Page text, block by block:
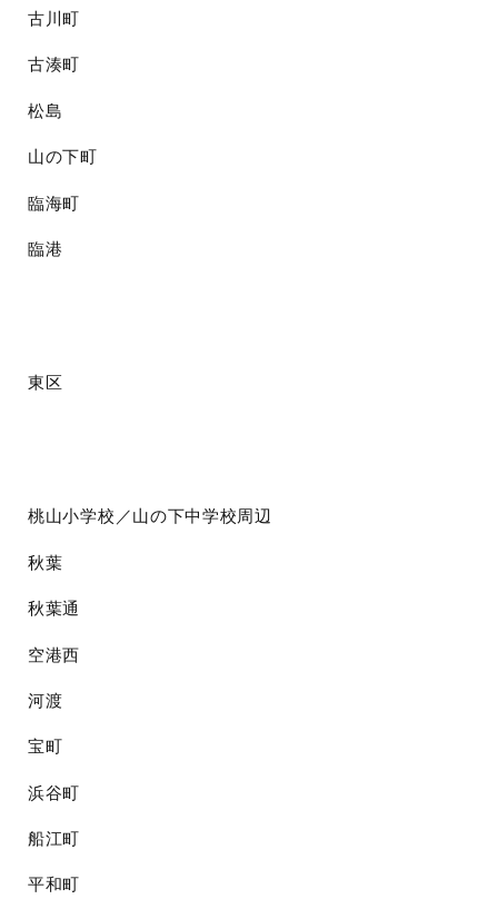
古川町
古湊町
松島
山の下町
臨海町
臨港
東区
桃山小学校／山の下中学校周辺
秋葉
秋葉通
空港西
河渡
宝町
浜谷町
船江町
平和町